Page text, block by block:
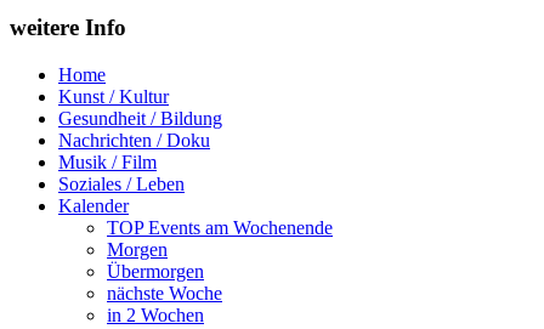
weitere Info
Home
Kunst / Kultur
Gesundheit / Bildung
Nachrichten / Doku
Musik / Film
Soziales / Leben
Kalender
TOP Events am Wochenende
Morgen
Übermorgen
nächste Woche
in 2 Wochen